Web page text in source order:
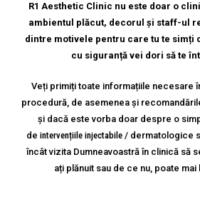
R1 Aesthetic Clinic nu este doar o
ambientul plăcut, decorul și staff-ul
dintre motivele pentru care tu te simți
cu siguranță vei dori să te
Veți primiți toate informațiile necesare
procedură, de asemenea și
și dacă este vorba doar despre o
de intervențiile injectabile / dermatologice
încât vizita Dumneavoastră în clinică să
ați plănuit sau de ce nu, poate